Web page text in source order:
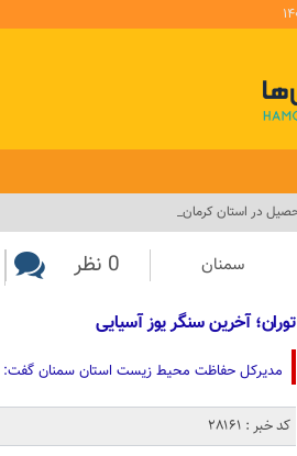
سمنان 0 نظر
توران؛ آخرین سنگر یوز آسیایی
مدیرکل حفاظت محیط زیست استان سمنان گفت:
کد خبر : 28161